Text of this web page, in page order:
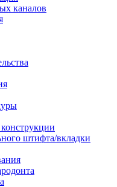
каналов
штифта/вкладки